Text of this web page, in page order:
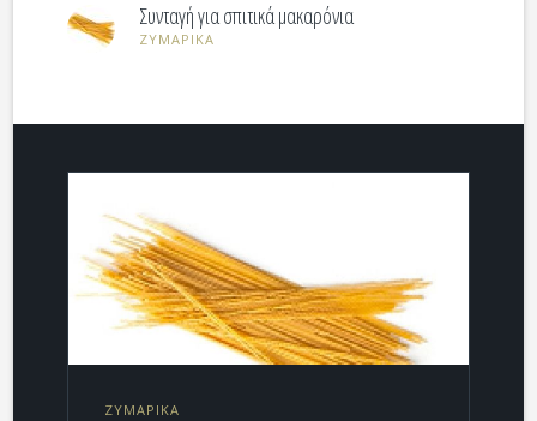
Συνταγή για σπιτικά μακαρόνια
ΖΥΜΑΡΙΚΑ
ΖΥΜΑΡΙΚΑ